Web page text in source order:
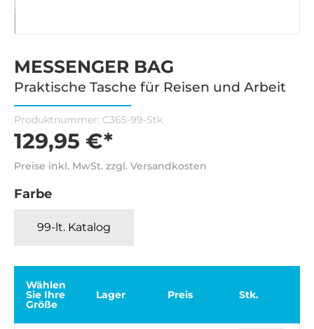
MESSENGER BAG
Praktische Tasche für Reisen und Arbeit
Produktnummer: C365-99-Stk
129,95 €*
Preise inkl. MwSt. zzgl. Versandkosten
Farbe
99-lt. Katalog
Wählen
Sie Ihre
Größe
Lager Preis Stk.